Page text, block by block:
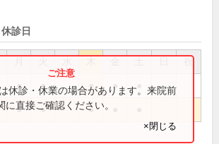
診日
祝
● ● ● ●
● ● ●
休診・休業の場合があります。来院前
に直接ご確認ください。
×閉じる